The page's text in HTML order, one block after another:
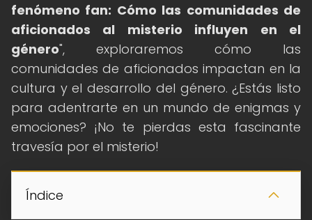
fenómeno fan: Cómo las comunidades de
aficionados al misterio influyen en el
género", exploraremos cómo las
comunidades de aficionados impactan en la
cultura y el desarrollo del género. ¿Estás listo
para adentrarte en un mundo de enigmas y
emociones? ¡No te pierdas esta fascinante
travesía por el misterio!
Índice